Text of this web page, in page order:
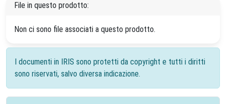
File in questo prodotto:
Non ci sono file associati a questo prodotto.
I documenti in IRIS sono protetti da copyright e tutti i diritti
sono riservati, salvo diversa indicazione.